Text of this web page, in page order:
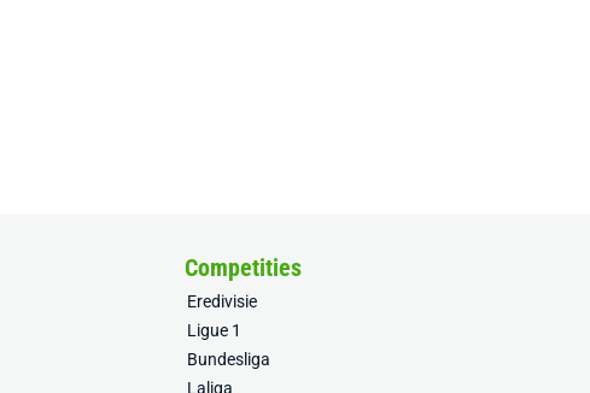
Competities
Eredivisie
Ligue 1
Bundesliga
Laliga